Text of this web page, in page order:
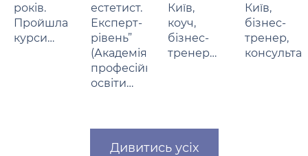
років.
Пройшла
курси…
естетист.
Експерт-
рівень”
(Академія
професійної
освіти…
Київ,
коуч,
бізнес-
тренер…
Київ,
бізнес-
тренер,
Дивитись усіх